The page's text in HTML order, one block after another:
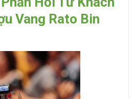
Vang Rato Bin